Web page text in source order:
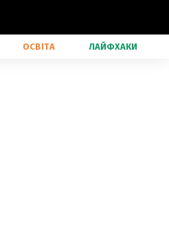
ОСВІТА ЛАЙФХАКИ